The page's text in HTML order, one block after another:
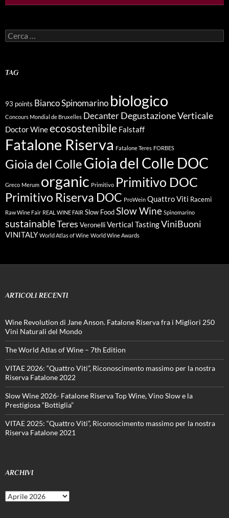
Ricerca
per:
TAG
93 points Bianco Spinomarino biologico
Concours Mondial de Bruxelles DecanterDegustazione Verticale
Doctor Wineecosostenibile Falstaff
Fatalone Riserva Fatalone Teres FORBES
Gioia del ColleGioia del Colle DOC
Greco Merum organic Primitivo Primitivo DOC
Primitivo Riserva DOC ProWein Quattro Viti Racemi
Raw Wine Fair REAL WINE FAIR Slow FoodSlow Wine Spinomarino
sustainableTeres VeronelliVertical TastingViniBuoni
VINITALY World Atlas of Wine World Wine Awards
ARTICOLI RECENTI
Wine Revolution di Jane Anson. Fatalone Riserva fra i Migliori 250
Vini Naturali del Mondo
The World Atlas of Wine – 7th Edition
VITAE 2026: “Quattro Viti”, Riconoscimento massimo per la nostra
Riserva Fatalone 2022
Slow Wine 2026- Fatalone Riserva Top Wine, Vino Slow e la
Prestigiosa “Bottiglia”
VITAE 2025: “Quattro Viti”, Riconoscimento massimo per la nostra
Riserva Fatalone 2021
ARCHIVI
Archivi